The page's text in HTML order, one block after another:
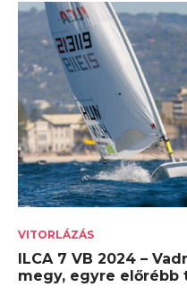
VITORLÁZÁS
ILCA 7 VB 2024 –
megy, egyre előrébb